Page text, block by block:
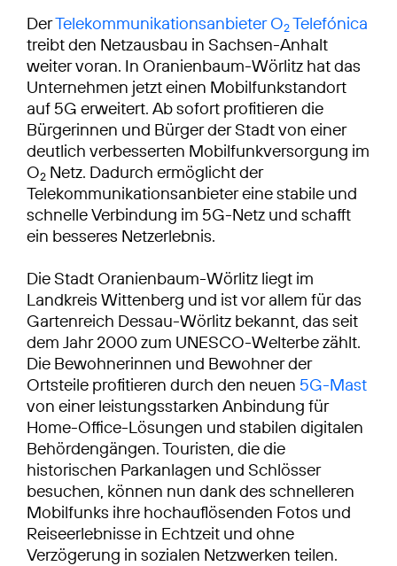
DerTelekommunikationsanbieter O2Telefónica
treibt den Netzausbau in Sachsen-Anhalt
weiter voran. In Oranienbaum-Wörlitz hat das
Unternehmen jetzt einen Mobilfunkstandort
auf 5G erweitert. Ab sofort profitieren die
Bürgerinnen und Bürger der Stadt von einer
deutlich verbesserten Mobilfunkversorgung im
O2 Netz. Dadurch ermöglicht der
Telekommunikationsanbieter eine stabile und
schnelle Verbindung im 5G-Netz und schafft
ein besseres Netzerlebnis.
Die Stadt Oranienbaum-Wörlitz liegt im
Landkreis Wittenberg und ist vor allem für das
Gartenreich Dessau-Wörlitz bekannt, das seit
dem Jahr 2000 zum UNESCO-Welterbe zählt.
Die Bewohnerinnen und Bewohner der
Ortsteile profitieren durch den neuen 5G-Mast
von einer leistungsstarken Anbindung für
Home-Office-Lösungen und stabilen digitalen
Behördengängen. Touristen, die die
historischen Parkanlagen und Schlösser
besuchen, können nun dank des schnelleren
Mobilfunks ihre hochauflösenden Fotos und
Reiseerlebnisse in Echtzeit und ohne
Verzögerung in sozialen Netzwerken teilen.